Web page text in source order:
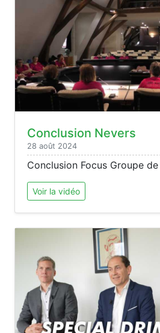
Conclusion Nevers
28 août 2024
Conclusion Focus Groupe
Voir la vidéo